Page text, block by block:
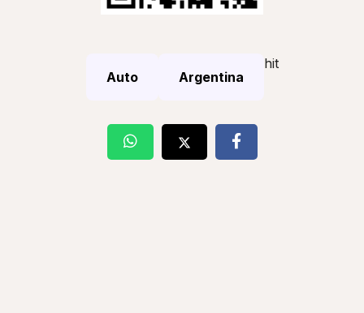
Auto Argentina
hit